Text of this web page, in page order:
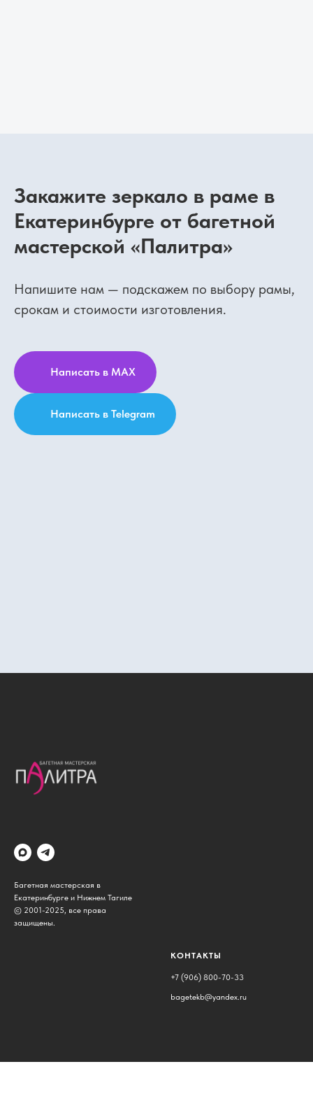
Закажите зеркало в раме в
Екатеринбурге от багетной
мастерской «Палитра»
Напишите нам — подскажем по выбору рамы,
срокам и стоимости изготовления.
Написать в MAX
Написать в Telegram
Багетная мастерская в
Екатеринбурге и Нижнем Тагиле
© 2001-2025, все права
защищены.
КОНТАКТЫ
+7 (906) 800-70-33
bagetekb@yandex.ru